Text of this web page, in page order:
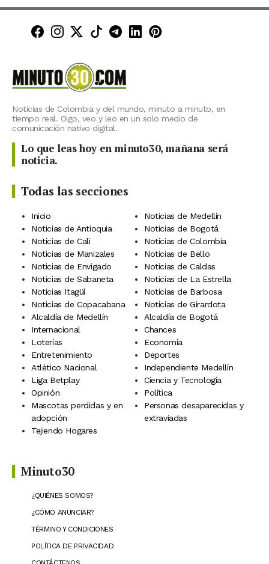
Minuto30 en Facebook
Minuto30 en Instagram
Minuto30 en X (Twitter)
Minuto30 en TikTok
Canal de Minuto30 en
Minuto30 en LinkedIn
Minuto30 en
Noticias de Colombia y del mundo, minuto a minuto, en
tiempo real. Oigo, veo y leo en un solo medio de
comunicación nativo digital.
Lo que leas hoy en minuto30, mañana será
noticia.
Todas las secciones
Inicio
Noticias de Medellín
Noticias de Antioquia
Noticias de Bogotá
Noticias de Cali
Noticias de Colombia
Noticias de Manizales
Noticias de Bello
Noticias de Envigado
Noticias de Caldas
Noticias de Sabaneta
Noticias de La Estrella
Noticias Itagüí
Noticias de Barbosa
Noticias de Copacabana
Noticias de Girardota
Alcaldía de Medellín
Alcaldía de Bogotá
Internacional
Chances
Loterías
Economía
Entretenimiento
Deportes
Atlético Nacional
Independiente Medellín
Liga Betplay
Ciencia y Tecnología
Opinión
Política
Mascotas perdidas y en
adopción
Personas desaparecidas y
extraviadas
Tejiendo Hogares
Minuto30
¿QUIÉNES SOMOS?
¿CÓMO ANUNCIAR?
TÉRMINO Y CONDICIONES
POLÍTICA DE PRIVACIDAD